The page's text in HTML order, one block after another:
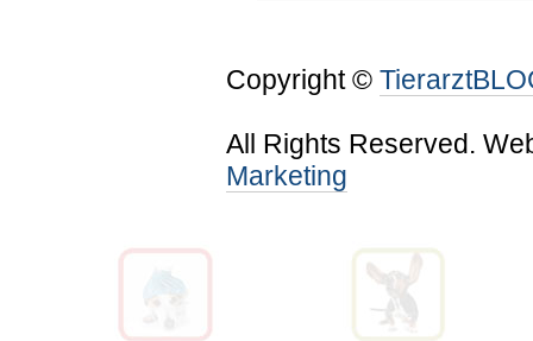
Copyright ©
All Rights Reserved.
Marketing